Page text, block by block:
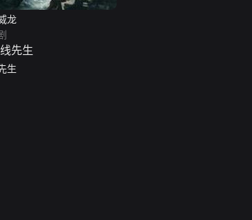
龙
生